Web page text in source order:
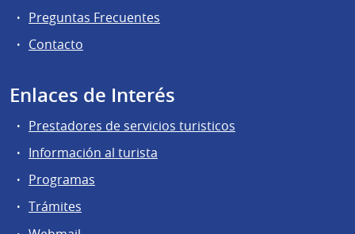
Preguntas Frecuentes
Contacto
Enlaces de Interés
Prestadores de servicios turisticos
Información al turista
Programas
Trámites